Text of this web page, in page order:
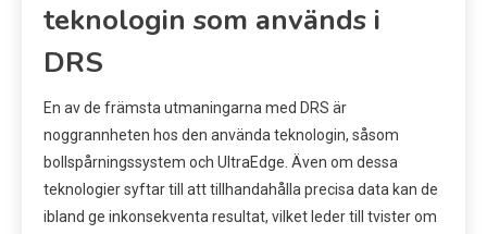
teknologin som används i
DRS
En av de främsta utmaningarna med DRS är
noggrannheten hos den använda teknologin, såsom
bollspårningssystem och UltraEdge. Även om dessa
teknologier syftar till att tillhandahålla precisa data kan de
ibland ge inkonsekventa resultat, vilket leder till tvister om